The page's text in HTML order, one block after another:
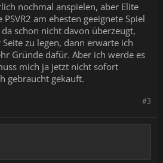
nochmal anspielen, aber Elite
am ehesten geeignete Spiel
da schon nicht davon überzeugt,
zu legen, dann erwarte ich
Gründe dafür. Aber ich werde es
mich ja jetzt nicht sofort
gebraucht gekauft.
#3